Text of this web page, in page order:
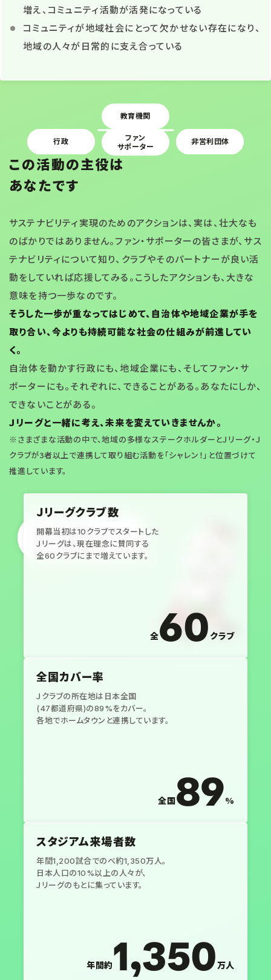
増え、コミュニティ活動が活発になっている
コミュニティが地域社会にとって欠かせない存在になり、
地域の人々が日常的に支え合っている
Ｊリーグ
ファン
サポーター
メディア 企業
行政 非営利団体
教育機関
この活動の主役は
あなたです
サステナビリティ実現のためのアクションは、実は、壮大なも
のばかりではありません。ファン・サポーターの皆さまが、サス
テナビリティについて知り、クラブやそのパートナーが良い活
動をしていれば応援してみる。こうしたアクションも、大きな
意味を持つ一歩なのです。
そうした一歩が重なってはじめて、自治体や地域企業が手を
取り合い、今よりも持続可能な社会の仕組みが前進してい
く。
自治体を動かす行政にも、地域企業にも、そしてファン・サ
ポーターにも。それぞれに、できることがある。あなたにしか、
できないことがある。
Ｊリーグと一緒に考え、未来を変えていきませんか。
※さまざまな活動の中で、地域の多様なステークホルダーとＪリーグ・Ｊ
クラブが3者以上で連携して取り組む活動を「シャレン！」と位置づけて
推進しています。
Ｊリーグと一緒に
あなたにできるアクションを
考えてみませんか
Ｊリーグクラブ数
開幕当初は10クラブでスタートした
Ｊリーグは、現在理念に賛同する
全60クラブにまで増えています。
全60 クラブ
全国カバー率
Ｊクラブの所在地は日本全国
(47都道府県)の89%をカバー。
各地でホームタウンと連携しています。
全国89%
スタジアム来場者数
年間1,200試合でのべ約1,350万人。
日本人口の10%以上の人々が、
Ｊリーグのもとに集っています。
年間約1,350 万人